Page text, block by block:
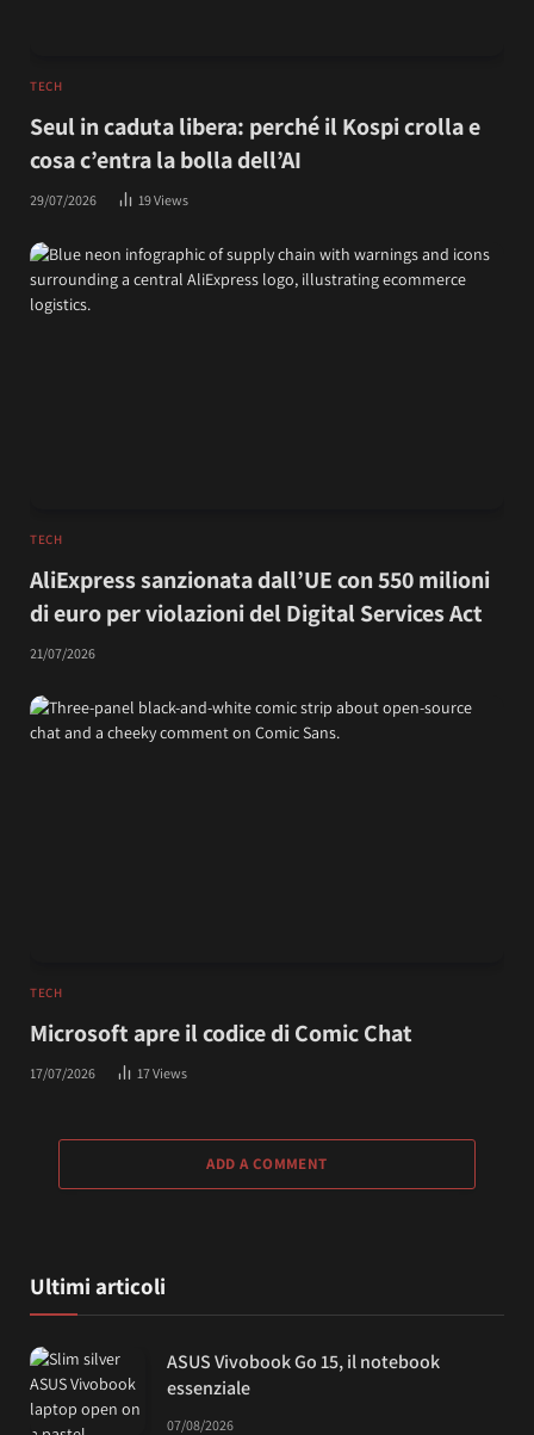
TECH
Seul in caduta libera: perché il Kospi crolla e
cosa c’entra la bolla dell’AI
29/07/2026 19Views
TECH
AliExpress sanzionata dall’UE con 550 milioni
di euro per violazioni del Digital Services Act
21/07/2026
TECH
Microsoft apre il codice di Comic Chat
17/07/2026 17Views
ADD A COMMENT
Ultimi articoli
ASUS Vivobook Go 15, il notebook
essenziale
07/08/2026